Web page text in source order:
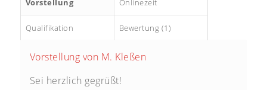
Vorstellung Onlinezeit
Qualifikation Bewertung (1)
Vorstellung von M. Kleßen
Sei herzlich gegrüßt!